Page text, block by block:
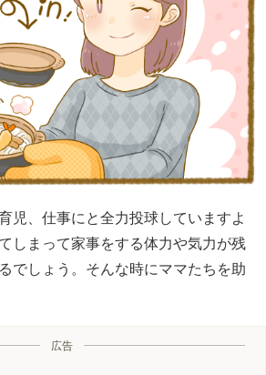
児、仕事にと全力投球していますよ
しまって家事をする体力や気力が残
でしょう。そんな時にママたちを助
広告